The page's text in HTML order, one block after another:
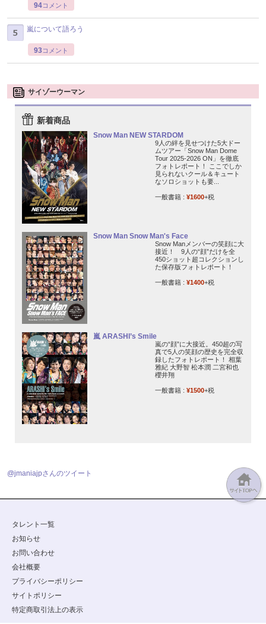
94コメント
嵐について語ろう
93コメント
サイゾーウーマン
新着商品
Snow Man NEW STARDOM
9人の絆を見せつけた5大ドー
ムツアー「Snow Man Dome
Tour 2025-2026 ON」を徹底
フォトレポート！ ここでしか
見られないクール＆キュート
なソロショットも要...
一般書籍 : ¥1600+税
Snow Man Snow Man's Face
Snow Manメンバーの笑顔に大
接近！ 9人の“顔”だけを全
450ショット超コレクションし
た保存版フォトレポート！
一般書籍 : ¥1400+税
嵐 ARASHI’s Smile
嵐の“顔”に大接近。450超の写
真で5人の笑顔の歴史を完全収
録したフォトレポート！ 相葉
雅紀 大野智 松本潤 二宮和也
櫻井翔
一般書籍 : ¥1500+税
@jmaniajpさんのツイート
タレント一覧
お知らせ
お問い合わせ
会社概要
プライバシーポリシー
サイトポリシー
特定商取引法上の表示